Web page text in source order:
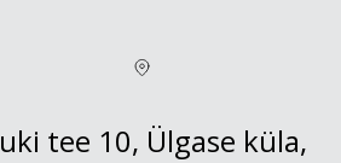
tee 10, Ülgase küla,